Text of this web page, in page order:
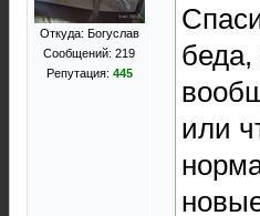
Откуда: Богуслав
Сообщений: 219
Репутация: 445
беда,
или